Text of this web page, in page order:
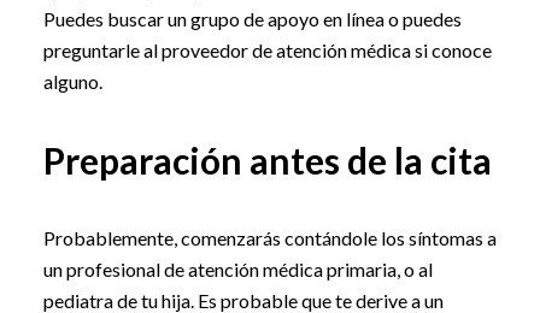
Puedes buscar un grupo de apoyo en línea o puedes
preguntarle al proveedor de atención médica si conoce
alguno.
Preparación antes de la cita
Probablemente, comenzarás contándole los síntomas a
un profesional de atención médica primaria, o al
pediatra de tu hija. Es probable que te derive a un